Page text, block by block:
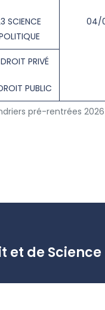
pré-rentrées
04/
SCIENCE
PRIVÉ
PUBLIC
et de Science